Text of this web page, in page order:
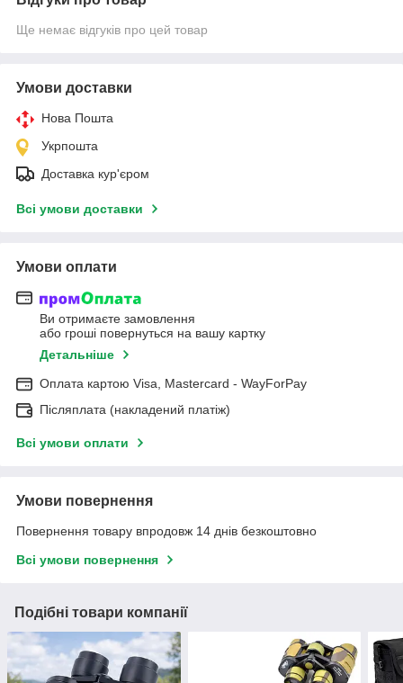
Ще немає відгуків про цей товар
Умови доставки
Нова Пошта
Укрпошта
Доставка кур'єром
Всі умови доставки
Умови оплати
Ви отримаєте замовлення
або гроші повернуться на вашу картку
Детальніше
Оплата картою Visa, Mastercard - WayForPay
Післяплата (накладений платіж)
Всі умови оплати
Умови повернення
Повернення товару впродовж 14 днів безкоштовно
Всі умови повернення
Подібні товари компанії